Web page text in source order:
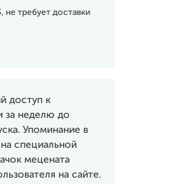
не требует доставки
доступ к
за неделю до
Упоминание в
специальной
мецената
на сайте.